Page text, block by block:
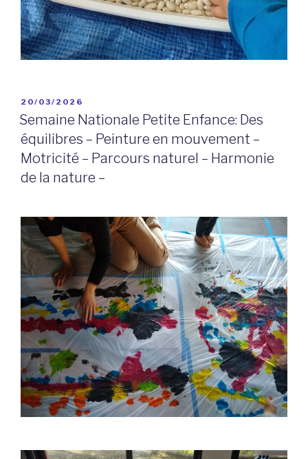
PUBLIÉ
LE
20/03/2026
Semaine Nationale Petite Enfance: Des
équilibres – Peinture en mouvement –
Motricité – Parcours naturel – Harmonie
de la nature –